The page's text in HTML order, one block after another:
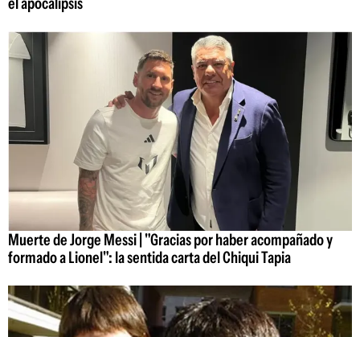
Muerte de Jorge Messi | "Gracias por haber acompañado y
formado a Lionel": la sentida carta del Chiqui Tapia